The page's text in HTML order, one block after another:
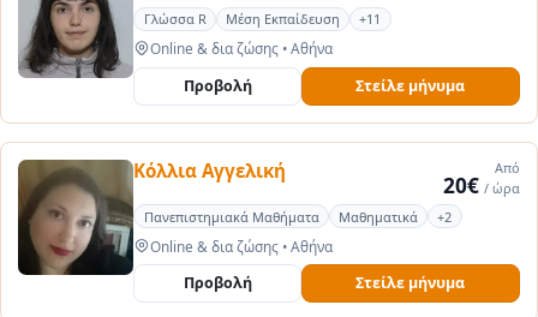
Γλώσσα R Μέση Εκπαίδευση +11
Online & δια ζώσης •Αθήνα
Προβολή Στείλε μήνυμα
Κόλλια Αγγελική Από
20€ / ώρα
Πανεπιστημιακά Μαθήματα
Μαθηματικά +2
Online & δια ζώσης •Αθήνα
Προβολή Στείλε μήνυμα